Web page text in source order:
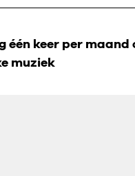
één keer per
muziek